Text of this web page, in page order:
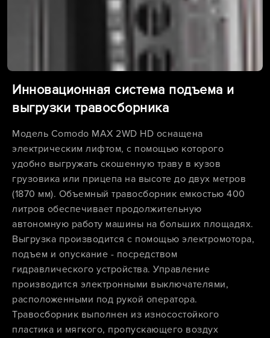
Инновационная система подъема и
выгрузки травосборника
Модель Сomodo MAX 2WD HD оснащена
электрическим лифтом, с помощью которого
удобно выгружать скошенную траву в кузов
грузовика или прицепа на высоте до двух метров
(1870 мм). Объемный травосборник емкостью 400
литров обеспечивает продолжительную
автономную работу машины на больших площадях.
Выгрузка производится с помощью электромотора,
подъем и опускание - посредством
гидравлического устройства. Управление
производится электронными выключателями,
расположенными под рукой оператора.
Травосборник выполнен из износостойкого
пластика и мягкого, пропускающего воздух